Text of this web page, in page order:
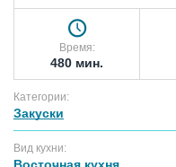
Время:
480 мин.
Категории:
Закуски
Вид кухни:
Восточная кухня